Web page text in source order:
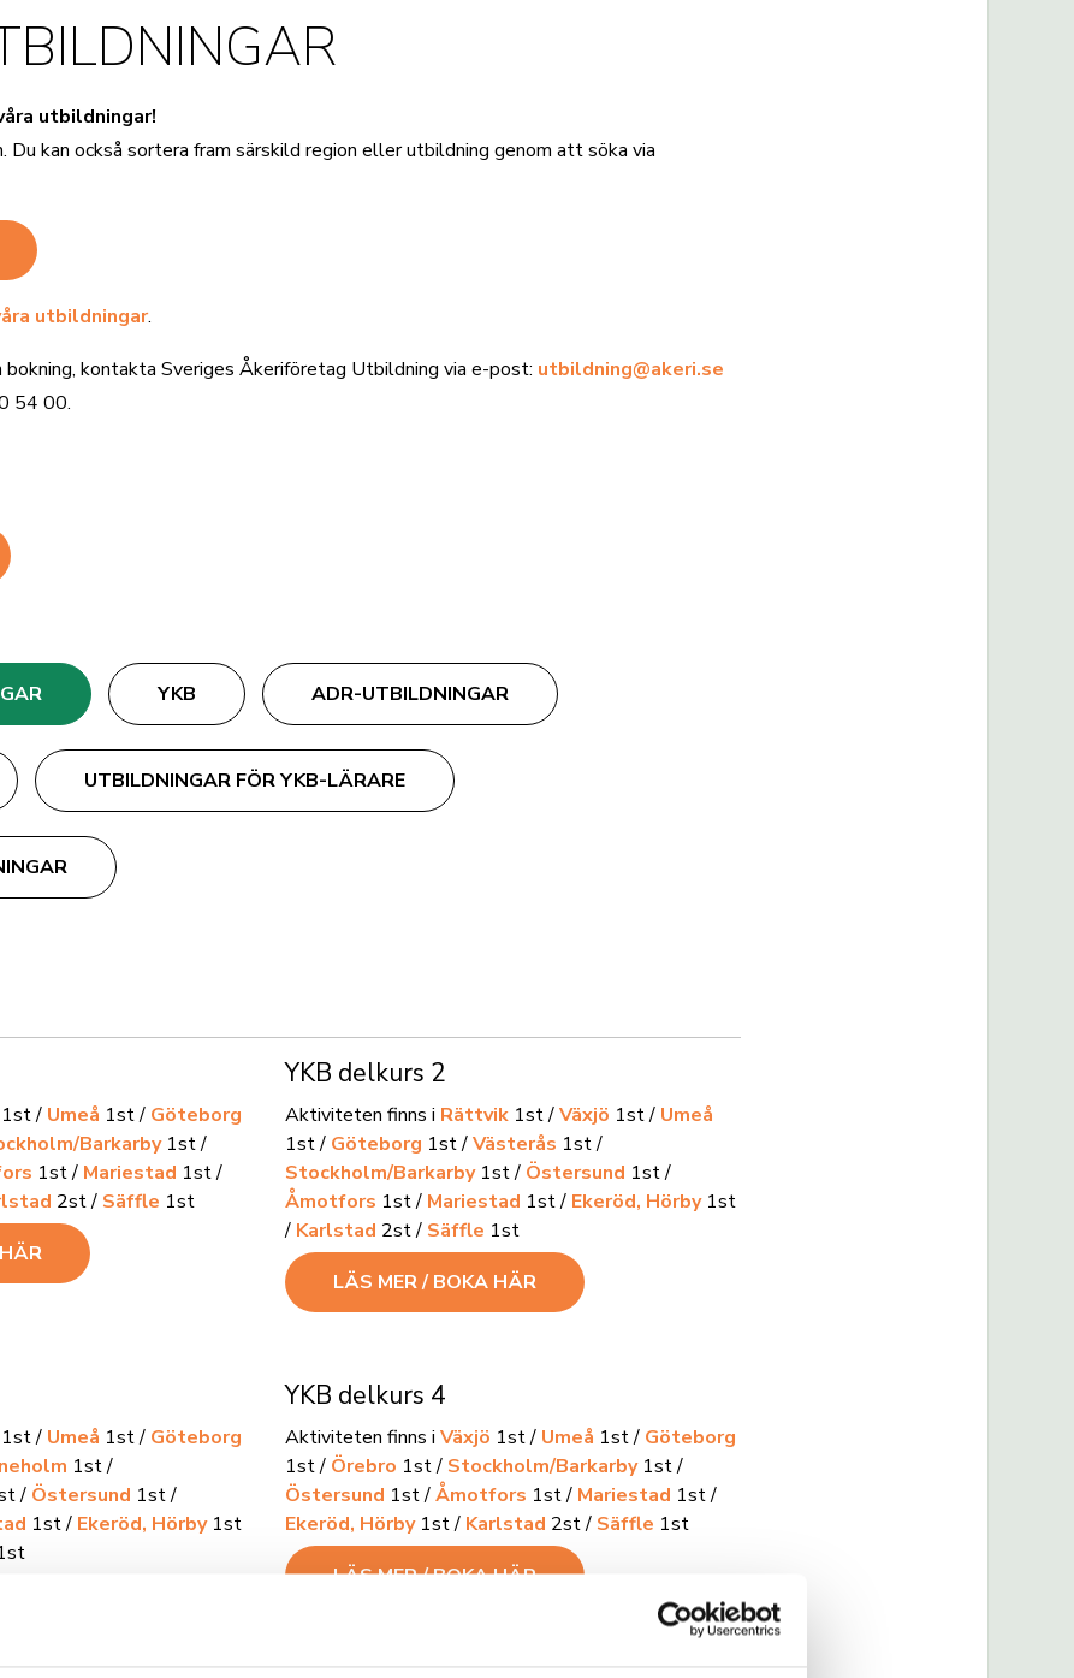
utbildningar!
Du kan också sortera fram särskild region eller utbildning genom att söka via
utbildningar.
bokning, kontakta Sveriges Åkeriföretag Utbildning via e-post: utbildning@akeri.se
54 00.
YKB ADR-UTBILDNINGAR
UTBILDNINGAR FÖR YKB-LÄRARE
1st / Umeå 1st / Göteborg
Barkarby1st /
1st / Mariestad 1st /
2st / Säffle 1st
YKB delkurs 2
Aktiviteten finns i Rättvik1st /Växjö 1st / Umeå
1st / Göteborg 1st /Västerås 1st /
Stockholm/Barkarby1st / Östersund 1st /
Åmotfors 1st / Mariestad 1st / Ekeröd, Hörby1st
/ Karlstad 2st / Säffle 1st
LÄS MER / BOKA HÄR
1st / Umeå 1st / Göteborg
1st /
/ Östersund 1st /
1st / Ekeröd, Hörby1st
YKB delkurs 4
Aktiviteten finns i Växjö 1st / Umeå 1st / Göteborg
1st / Örebro 1st / Stockholm/Barkarby1st /
Östersund 1st /Åmotfors 1st / Mariestad 1st /
Ekeröd, Hörby1st / Karlstad 2st / Säffle 1st
LÄS MER / BOKA HÄR